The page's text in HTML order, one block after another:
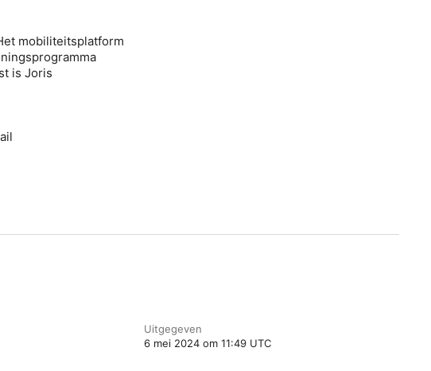
mobiliteitsplatform
is Joris
Uitgegeven
6 mei 2024 om 11:49 UTC